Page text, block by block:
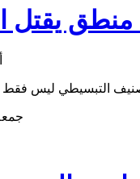
منطق يقتل
جمعة, 29/08/